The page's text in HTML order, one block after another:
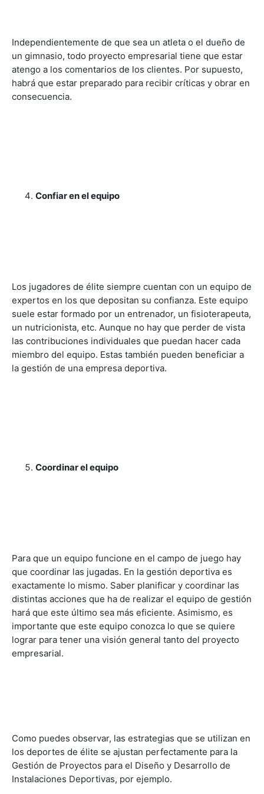
un gimnasio, todo proyecto empresarial tiene que estar
atengo a los comentarios de los clientes. Por supuesto,
habrá que estar preparado para recibir críticas y obrar en
consecuencia.
expertos en los que depositan su confianza. Este equipo
suele estar formado por un entrenador, un fisioterapeuta,
un nutricionista, etc. Aunque no hay que perder de vista
las contribuciones individuales que puedan hacer cada
miembro del equipo. Estas también pueden beneficiar a
la gestión de una empresa deportiva.
que coordinar las jugadas. En la gestión deportiva es
exactamente lo mismo. Saber planificar y coordinar las
distintas acciones que ha de realizar el equipo de gestión
hará que este último sea más eficiente. Asimismo, es
importante que este equipo conozca lo que se quiere
lograr para tener una visión general tanto del proyecto
empresarial.
los deportes de élite se ajustan perfectamente para la
Gestión de Proyectos para el Diseño y Desarrollo de
Instalaciones Deportivas, por ejemplo.